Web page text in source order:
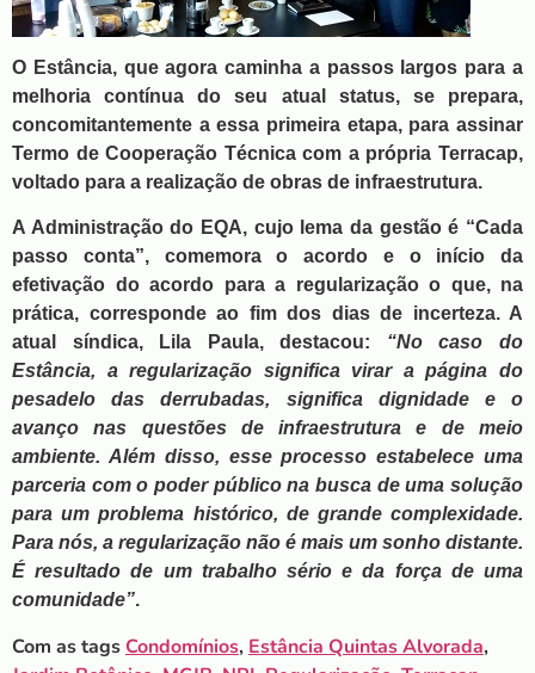
O Estância, que agora caminha a passos largos para a
melhoria contínua do seu atual status, se prepara,
concomitantemente a essa primeira etapa, para assinar
Termo de Cooperação Técnica com a própria Terracap,
voltado para a realização de obras de infraestrutura.
A Administração do EQA, cujo lema da gestão é “Cada
passo conta”, comemora o acordo e o início da
efetivação do acordo para a regularização o que, na
prática, corresponde ao fim dos dias de incerteza. A
atual síndica, Lila Paula, destacou: “No caso do
Estância, a regularização significa virar a página do
pesadelo das derrubadas, significa dignidade e o
avanço nas questões de infraestrutura e de meio
ambiente. Além disso, esse processo estabelece uma
parceria com o poder público na busca de uma solução
para um problema histórico, de grande complexidade.
Para nós, a regularização não é mais um sonho distante.
É resultado de um trabalho sério e da força de uma
comunidade”.
Com as tagsCondomínios, Estância Quintas Alvorada,